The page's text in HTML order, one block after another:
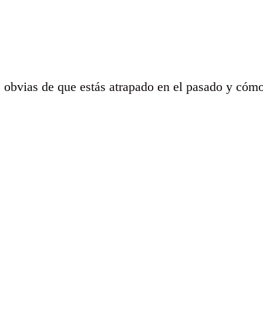
de que estás atrapado en el pasado y